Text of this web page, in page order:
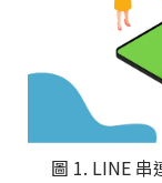
圖 1. LINE 串